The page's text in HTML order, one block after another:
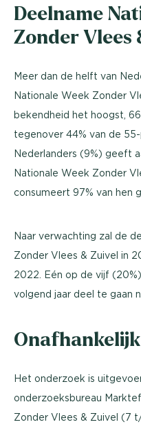
Deelname
Zonder Vlees
Meer dan de helft van
Nationale Week Zonder
bekendheid het hoogst,
tegenover 44% van de
Nederlanders (9%) geeft
Nationale Week Zonder
consumeert 97% van hen
Naar verwachting zal de
Zonder Vlees & Zuivel in
2022. Eén op de vijf
volgend jaar deel te gaan
Het onderzoek is
onderzoeksbureau
Zonder Vlees & Zuivel (7